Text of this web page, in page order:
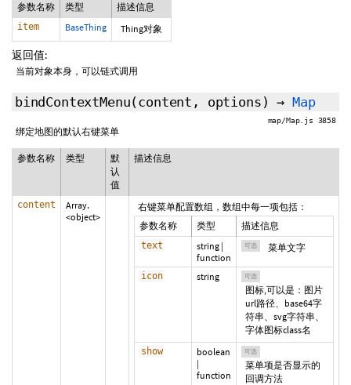
参数名称 类型 描述信息
item BaseThing Thing对象
返回值:
当前对象本身，可以链式调用
bindContextMenu(content, options ) → Map
map/Map.js 3858
绑定地图的默认右键菜单
参数名称 类型
默
认
值
描述信息
content
Array.
<object>
右键菜单配置数组，数组中每一项包括：
参数名称
类型 描述信息
text string |
function
可选 菜单文字
icon string 可选
图标,可以是：图片
url路径、base64字
符串、svg字符串、
字体图标class名
show
boolean
|
function
可选
菜单项是否显示的
回调方法